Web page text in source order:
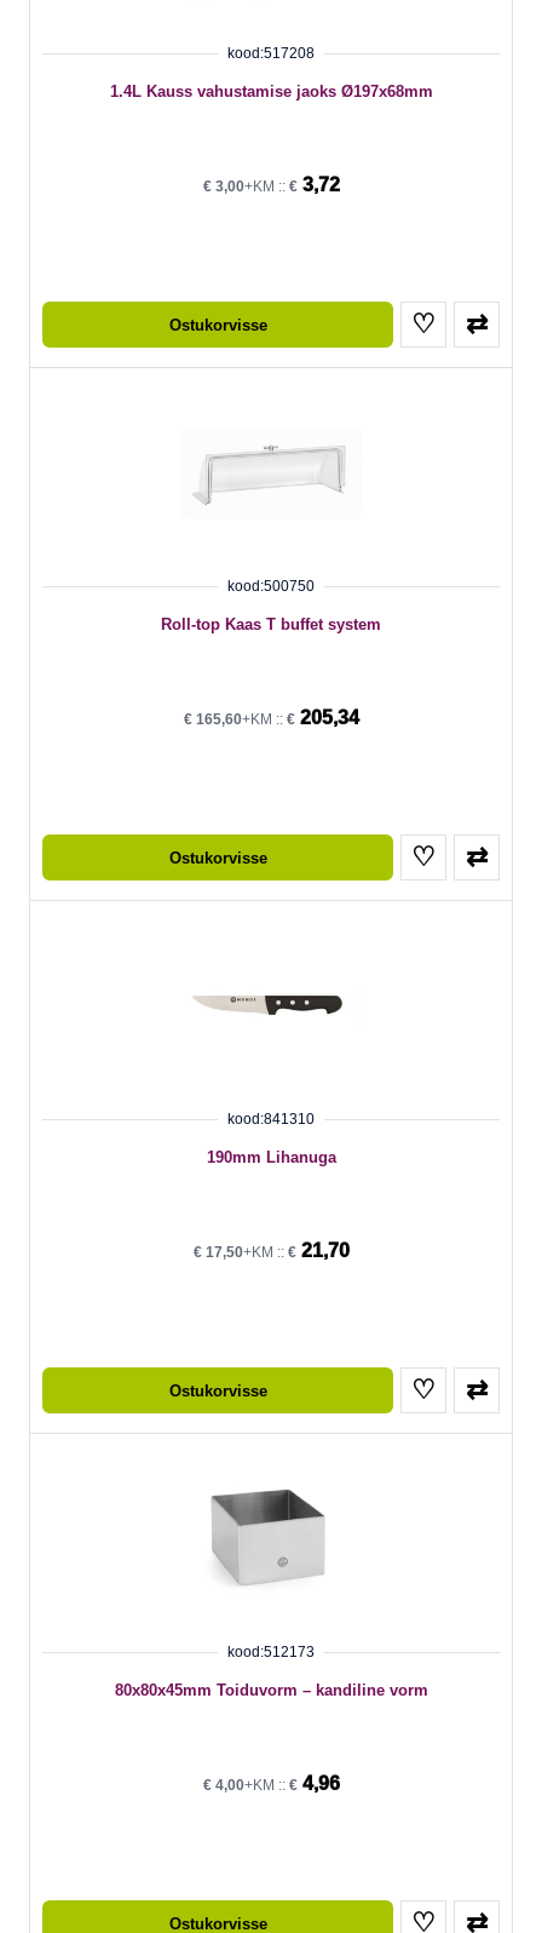
kood:517208
1.4L Kauss vahustamise jaoks Ø197x68mm
€3,00+KM :: €3,72
Ostukorvisse ♡ ⇄
kood:500750
Roll-top Kaas T buffet system
€165,60+KM :: €205,34
Ostukorvisse ♡ ⇄
kood:841310
190mm Lihanuga
€17,50+KM :: €21,70
Ostukorvisse ♡ ⇄
kood:512173
80x80x45mm Toiduvorm – kandiline vorm
€4,00+KM :: €4,96
Ostukorvisse ♡ ⇄